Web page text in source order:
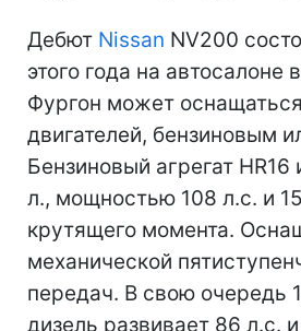
Дебют Nissan NV200
этого года на автосалоне
Фургон может
двигателей, бензиновым
Бензиновый агрегат
л., мощностью 108 л.с. и
крутящего момента.
механической
передач. В свою очередь
дизель развивает 86 л.с.